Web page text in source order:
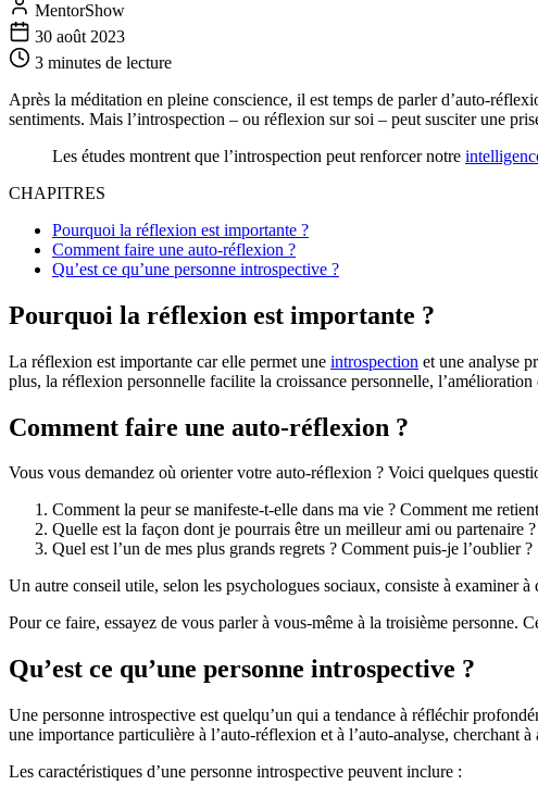
MentorShow
30 août 2023
3 minutes de lecture
Après la méditation en pleine conscience, il est temps de parler d’auto-
sentiments. Mais l’introspection – ou réflexion sur soi – peut susciter une
Les études montrent que l’introspection peut renforcer notre
CHAPITRES
Pourquoi la réflexion est importante ?
Comment faire une auto-réflexion ?
Qu’est ce qu’une personne introspective ?
Pourquoi la réflexion est importante ?
La réflexion est importante car elle permet une introspection et une analyse
plus, la réflexion personnelle facilite la croissance personnelle, l’amélioration
Comment faire une auto-réflexion ?
Vous vous demandez où orienter votre auto-réflexion ? Voici quelques
Comment la peur se manifeste-t-elle dans ma vie ? Comment me
Quelle est la façon dont je pourrais être un meilleur ami ou partenaire ?
Quel est l’un de mes plus grands regrets ? Comment puis-je l’oublier ?
Un autre conseil utile, selon les psychologues sociaux, consiste à examiner à
Pour ce faire, essayez de vous parler à vous-même à la troisième personne.
Qu’est ce qu’une personne introspective ?
Une personne introspective est quelqu’un qui a tendance à réfléchir
une importance particulière à l’auto-réflexion et à l’auto-analyse, cherchant
Les caractéristiques d’une personne introspective peuvent inclure :